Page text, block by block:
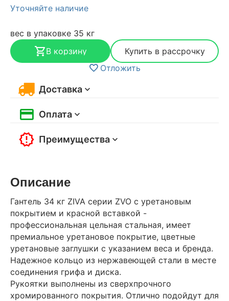
Уточняйте наличие
вес в упаковке 35 кг
В корзину
Купить в рассрочку
Отложить
Доставка
Оплата
Преимущества
Описание
Гантель 34 кг ZIVA серии ZVO с уретановым
покрытием и красной вставкой -
профессиональная цельная стальная, имеет
премиальное уретановое покрытие, цветные
уретановые заглушки с указанием веса и бренда.
Надежное кольцо из нержавеющей стали в месте
соединения грифа и диска.
Рукоятки выполнены из сверхпрочного
хромированного покрытия. Отлично подойдут для